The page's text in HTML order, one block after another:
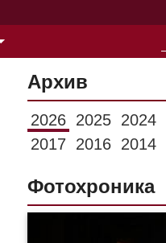
Архив
2026 2025 2024
2017 2016 2014
Фотохроника